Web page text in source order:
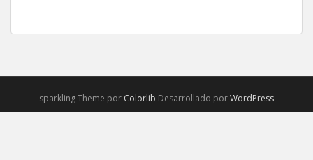
sparkling Theme por Colorlib Desarrollado porWordPress